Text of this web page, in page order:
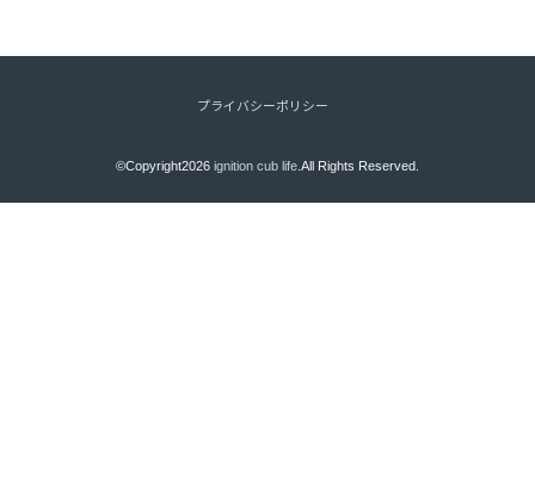
プライバシーポリシー
©Copyright2026 ignition cub life.All Rights Reserved.